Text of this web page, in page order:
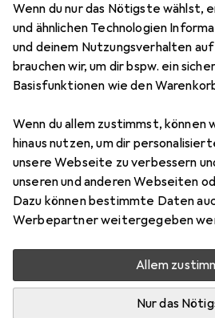
Wenn du nur das Nötigste wählst,
und ähnlichen Technologien
und deinem Nutzungsverhalten
brauchen wir, um dir bspw. ein
Basisfunktionen wie den
Wenn du allem zustimmst, können
hinaus nutzen, um dir
unsere Webseite zu verbessern
unseren und anderen Webseiten
Dazu können bestimmte Daten
Werbepartner weitergegeben
Allem
Nur das
L&S LED
1890 lm
Anbauleuchten
Hier findest du passendes
Anbauleuchten Snite 230 V aus
Steckdose, Beleuchtung Zubehör
Steckdose